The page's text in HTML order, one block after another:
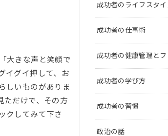
大きな声と笑顔で
イグイ押して、お
しいものがありま
ただけで、その方
クしてみて下さ
成功者のライフスタ
成功者の仕事術
成功者の健康管理と
成功者の学び方
成功者の習慣
政治の話